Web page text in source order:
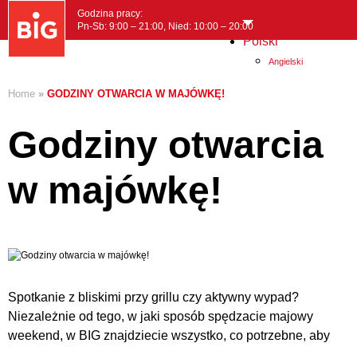
Polski
Angielski
Godzina pracy:
Pn-Sb: 9:00 – 21:00, Nied: 10:00 – 20:00
Home » GODZINY OTWARCIA W MAJÓWKĘ!
Godziny otwarcia
w majówkę!
Spotkanie z bliskimi przy grillu czy aktywny wypad?
Niezależnie od tego, w jaki sposób spędzacie majowy
weekend, w BIG znajdziecie wszystko, co potrzebne, aby